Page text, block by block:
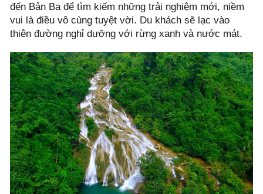
đến Bản Ba để tìm kiếm những trải nghiệm mới, niềm
vui là điều vô cùng tuyệt vời. Du khách sẽ lạc vào
thiên đường nghỉ dưỡng với rừng xanh và nước mát.